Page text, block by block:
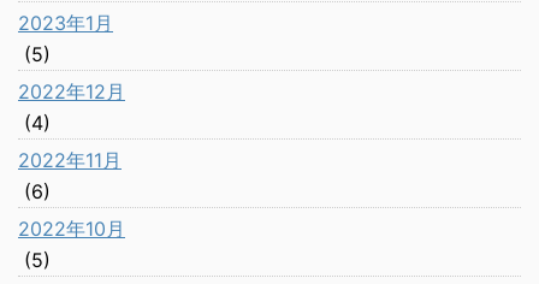
2023年1月
(5)
2022年12月
(4)
2022年11月
(6)
2022年10月
(5)